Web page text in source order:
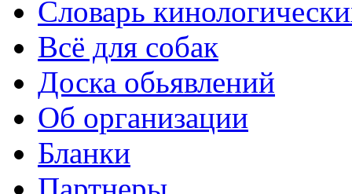
Словарь
Всё для собак
Доска обьявлений
Об организации
Бланки